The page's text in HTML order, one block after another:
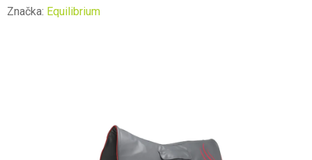
hodnocení
Značka: Equilibrium